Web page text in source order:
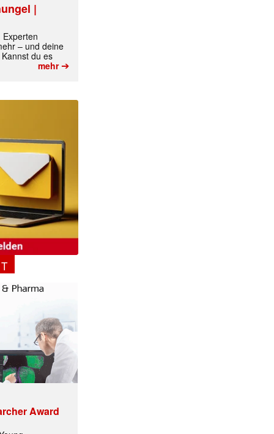
|
Experten
– und deine
du es
mehr➔
Award